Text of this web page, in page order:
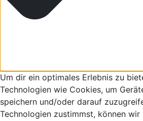
Um dir ein optimales Erlebnis zu
Technologien wie Cookies, um
speichern und/oder darauf
Technologien zustimmst, können wir